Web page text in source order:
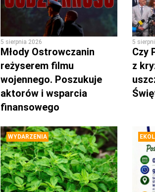
5 sierpnia 2026
Młody Ostrowczanin
reżyserem filmu
wojennego. Poszukuje
aktorów i wsparcia
finansowego
5
Czy
z
WYDARZENIA